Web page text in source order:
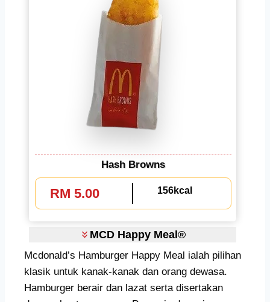
Hash Browns
RM 5.00 156kcal
MCD Happy Meal®
Mcdonald’s Hamburger Happy Meal ialah pilihan
klasik untuk kanak-kanak dan orang dewasa.
Hamburger berair dan lazat serta disertakan